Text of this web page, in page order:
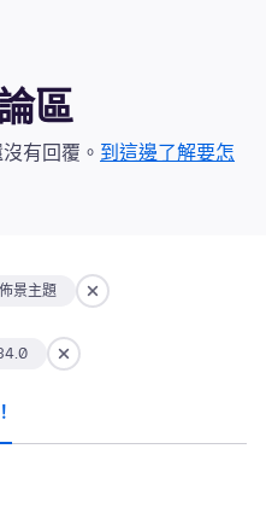
區
有回覆。 到這邊了解要怎
佈景主題